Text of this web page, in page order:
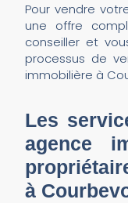
Pour vendre
une offre
conseiller et
processus de
immobilière à
Les
agence
à